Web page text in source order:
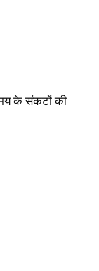
के संकटों की